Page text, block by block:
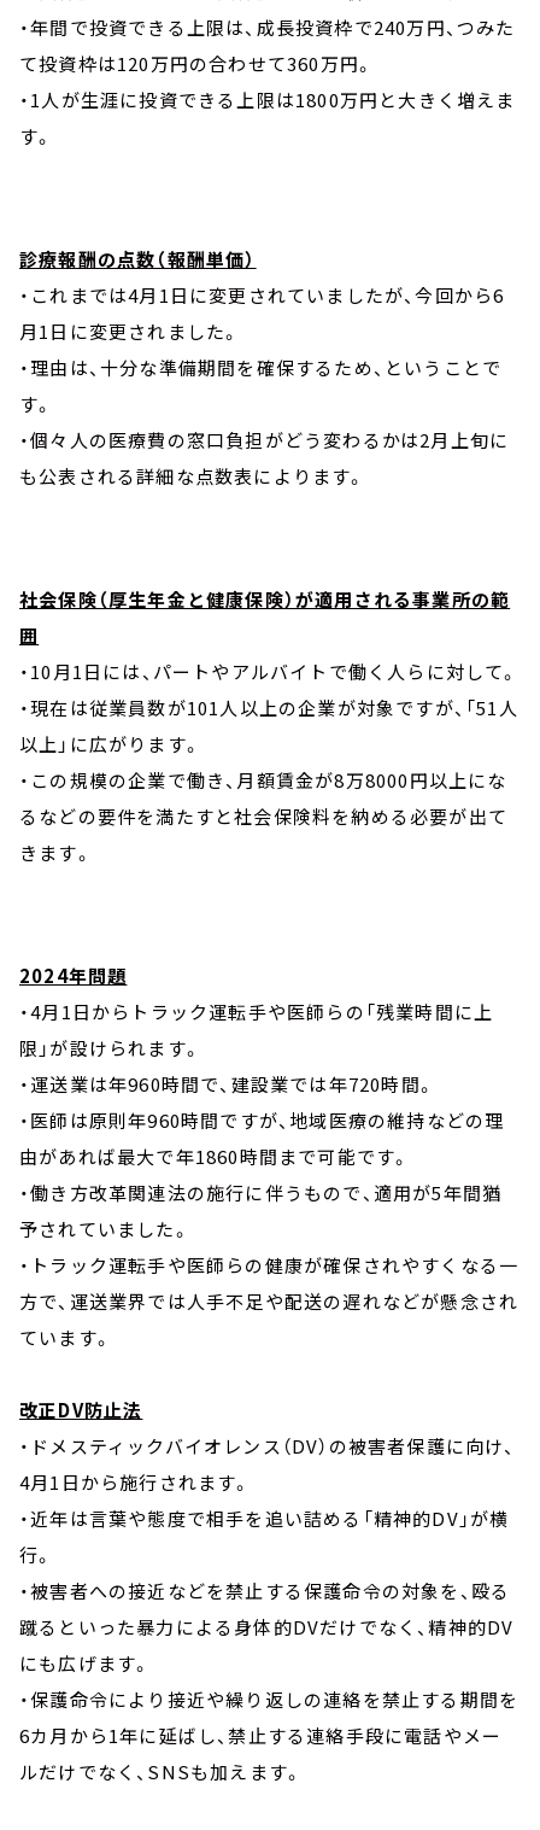
・年間で投資できる上限は、成長投資枠で240万円、つみた
て投資枠は120万円の合わせて360万円。
・1人が生涯に投資できる上限は1800万円と大きく増えま
す。
診療報酬の点数（報酬単価）
・これまでは4月1日に変更されていましたが、今回から6
月1日に変更されました。
・理由は、十分な準備期間を確保するため、ということで
す。
・個々人の医療費の窓口負担がどう変わるかは2月上旬に
も公表される詳細な点数表によります。
社会保険（厚生年金と健康保険）が適用される事業所の範
囲
・10月1日には、パートやアルバイトで働く人らに対して。
・現在は従業員数が101人以上の企業が対象ですが、「51人
以上」に広がります。
・この規模の企業で働き、月額賃金が8万8000円以上にな
るなどの要件を満たすと社会保険料を納める必要が出て
きます。
2024年問題
・4月1日からトラック運転手や医師らの「残業時間に上
限」が設けられます。
・運送業は年960時間で、建設業では年720時間。
・医師は原則年960時間ですが、地域医療の維持などの理
由があれば最大で年1860時間まで可能です。
・働き方改革関連法の施行に伴うもので、適用が5年間猶
予されていました。
・トラック運転手や医師らの健康が確保されやすくなる一
方で、運送業界では人手不足や配送の遅れなどが懸念され
ています。
改正DV防止法
・ドメスティックバイオレンス（DV）の被害者保護に向け、
4月1日から施行されます。
・近年は言葉や態度で相手を追い詰める「精神的DV」が横
行。
・被害者への接近などを禁止する保護命令の対象を、殴る
蹴るといった暴力による身体的DVだけでなく、精神的DV
にも広げます。
・保護命令により接近や繰り返しの連絡を禁止する期間を
6カ月から1年に延ばし、禁止する連絡手段に電話やメー
ルだけでなく、SNSも加えます。